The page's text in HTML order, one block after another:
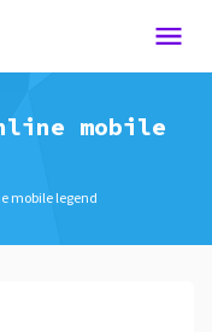
mobile
mobile legend